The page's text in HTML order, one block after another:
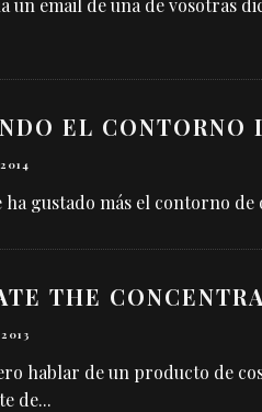
un email de una de vosotras
EL CONTORNO
ha gustado más el contorno
THE
hablar de un producto de
de...